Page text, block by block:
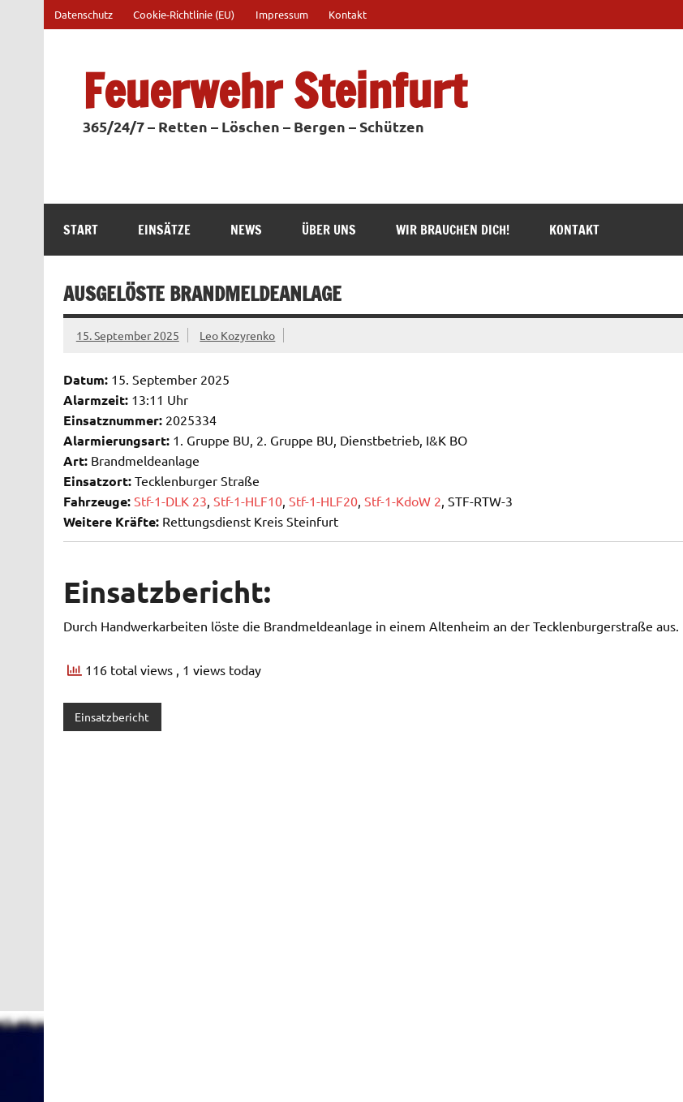
springen
Datenschutz Cookie-Richtlinie (EU) Impressum Kontakt
Feuerwehr Steinfurt
365/24/7 – Retten – Löschen – Bergen – Schützen
START EINSÄTZE NEWS ÜBER UNS WIR BRAUCHEN DICH! KONTAKT
AUSGELÖSTE BRANDMELDEANLAGE
15. September 2025 Leo Kozyrenko
Datum:15. September 2025
Alarmzeit:13:11 Uhr
Einsatznummer:2025334
Alarmierungsart:1. Gruppe BU, 2. Gruppe BU, Dienstbetrieb, I&K BO
Art:Brandmeldeanlage
Einsatzort:Tecklenburger Straße
Fahrzeuge: Stf-1-DLK 23, Stf-1-HLF10, Stf-1-HLF20, Stf-1-KdoW 2, STF-RTW-3
Weitere Kräfte:Rettungsdienst Kreis Steinfurt
Einsatzbericht:
Durch Handwerkarbeiten löste die Brandmeldeanlage in einem Altenheim an der Tecklenburgerstraße aus.
116 total views , 1 views today
Einsatzbericht